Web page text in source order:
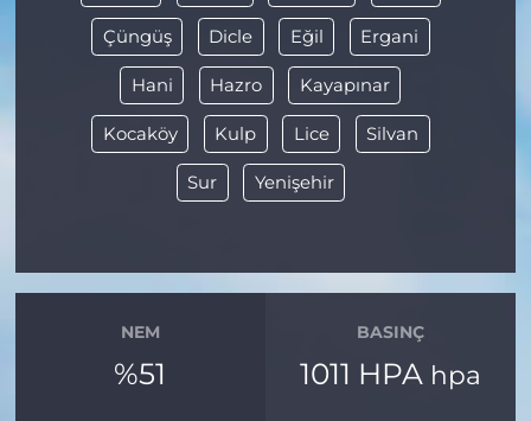
Çüngüş Dicle Eğil Ergani
Hani Hazro Kayapınar
Kocaköy Kulp Lice Silvan
Sur Yenişehir
NEM
%51
BASINÇ
1011 HPA hpa